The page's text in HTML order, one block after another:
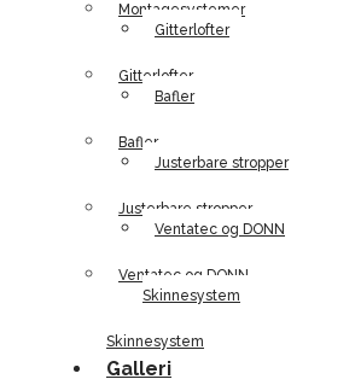
Gitterlofter
Bafler
Justerbare stropper
Ventatec og DONN
Skinnesystem
Galleri
Montagesystemer
Gitterlofter
Bafler
Justerbare stropper
Ventatec og DONN
Skinnesystem